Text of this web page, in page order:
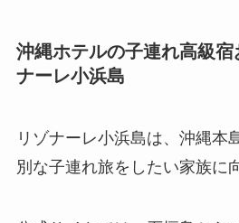
沖縄ホテルの子連れ高級
ナーレ小浜島
リゾナーレ小浜島は、沖縄本
別な子連れ旅をしたい家族に